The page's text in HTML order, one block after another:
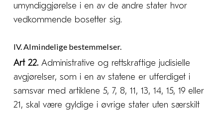
umyndiggjørelse i en av de andre stater hvor
vedkommende bosetter sig.
IV. Almindelige bestemmelser.
Art 22.Administrative og rettskraftige judisielle
avgjørelser, som i en av statene er utferdiget i
samsvar med artiklene 5, 7, 8, 11, 13, 14, 15, 19 eller
21, skal være gyldige i øvrige stater uten særskilt